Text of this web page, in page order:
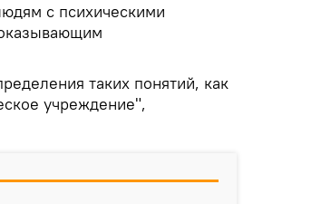
с психическими
таких понятий, как
учреждение",